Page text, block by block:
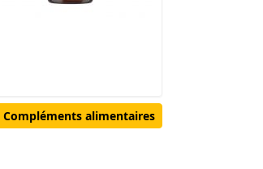
Compléments alimentaires